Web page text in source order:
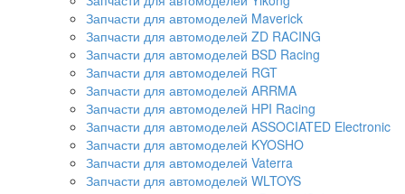
Запчасти для автомоделей Maverick
Запчасти для автомоделей ZD RACING
Запчасти для автомоделей BSD Racing
Запчасти для автомоделей RGT
Запчасти для автомоделей ARRMA
Запчасти для автомоделей HPI Racing
Запчасти для автомоделей ASSOCIATED Electronic
Запчасти для автомоделей KYOSHO
Запчасти для автомоделей Vaterra
Запчасти для автомоделей WLTOYS